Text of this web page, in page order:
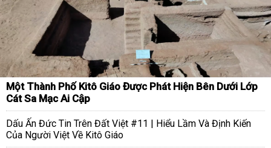
Một Thành Phố Kitô Giáo Được Phát Hiện Bên Dưới Lớp
Cát Sa Mạc Ai Cập
Dấu Ấn Đức Tin Trên Đất Việt #11 | Hiểu Lầm Và Định Kiến
Của Người Việt Về Kitô Giáo